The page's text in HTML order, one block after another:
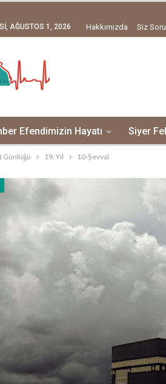
AĞUSTOS 1, 2026 Hakkımızda Siz
Efendimizin Hayatı Siyer
Günlüğü 19. Yıl 10-Şevval